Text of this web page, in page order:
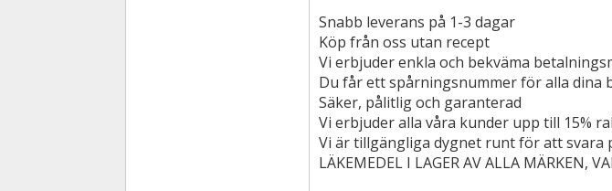
Snabb leverans på 1-3 dagar
Köp från oss utan recept
Vi erbjuder enkla och bekväma
Du får ett spårningsnummer för alla dina
Säker, pålitlig och garanterad
Vi erbjuder alla våra kunder upp till 15%
Vi är tillgängliga dygnet runt för att svara
LÄKEMEDEL I LAGER AV ALLA MÄRKEN,